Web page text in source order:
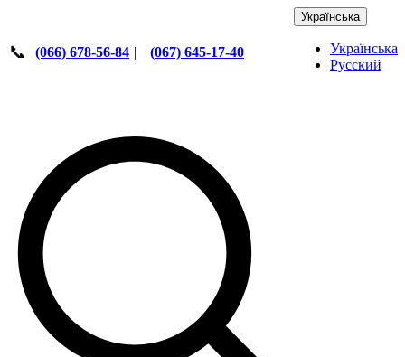
📞 (066) 678-56-84 | (067) 645-17-40
Українська
Українська
Русский